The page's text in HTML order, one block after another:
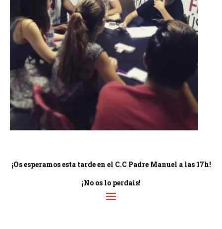
¡Os esperamos esta tarde en el C.C Padre Manuel a las 17h!
¡No os lo perdais!